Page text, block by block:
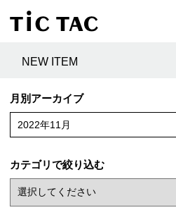
NEW ITEM
月別アーカイブ
2022年11月
カテゴリで絞り込む